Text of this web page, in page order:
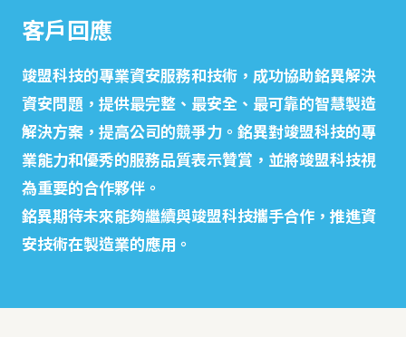
客戶回應
竣盟科技的專業資安服務和技術，成功協助銘異解決
資安問題，提供最完整、最安全、最可靠的智慧製造
解決方案，提高公司的競爭力。銘異對竣盟科技的專
業能力和優秀的服務品質表示贊賞，並將竣盟科技視
為重要的合作夥伴。
銘異期待未來能夠繼續與竣盟科技攜手合作，推進資
安技術在製造業的應用。